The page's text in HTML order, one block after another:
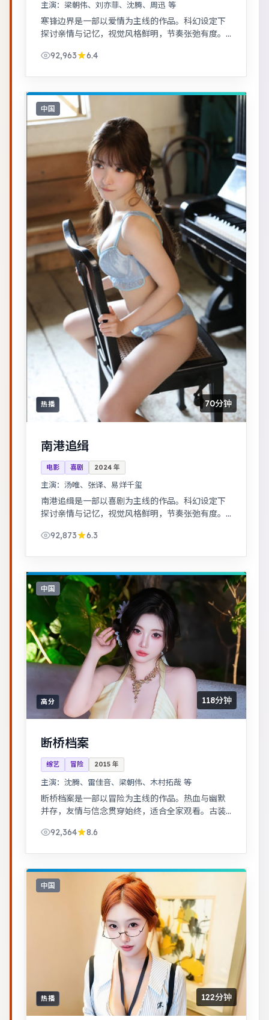
主演： 梁朝伟、刘亦菲、沈腾、周迅 等
寒锋边界是一部以爱情为主线的作品。科幻设定下
探讨亲情与记忆，视觉风格鲜明，节奏张弛有度。
92,963
6.4
中国
热播 70分钟
南港追缉
电影 喜剧 2024 年
主演： 汤唯、张译、易烊千玺
南港追缉是一部以喜剧为主线的作品。科幻设定下
探讨亲情与记忆，视觉风格鲜明，节奏张弛有度。
92,873
6.3
中国
高分 118分钟
断桥档案
综艺 冒险 2015 年
主演： 沈腾、雷佳音、梁朝伟、木村拓哉 等
断桥档案是一部以冒险为主线的作品。热血与幽默
并存，友情与信念贯穿始终，适合全家观看。古装
重。92,364 8.6
中国
热播 122分钟